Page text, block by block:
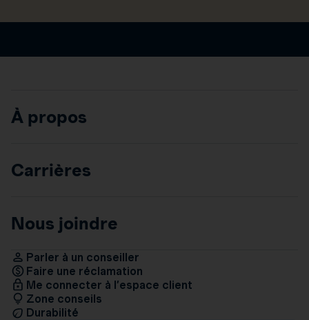
À propos
Carrières
Nous joindre
Parler à un conseiller
Faire une réclamation
Me connecter à l’espace client
Zone conseils
Durabilité